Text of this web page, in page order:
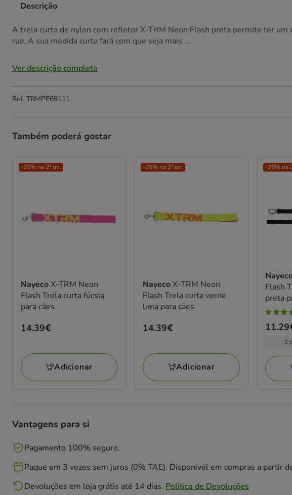
Descrição
A trela curta de nylon com refletor X-TRM Neon Flash preta permite ter um
rua. A sua medida curta fará com que seja mais ...
Ver descrição completa
Ref. TRMPE69111
Também poderá gostar
-25% na 2ª un.
NayecoX-TRM Neon
Flash Trela curta fúcsia
para cães
Preço
14.39€
Adicionar
-25% na 2ª un.
NayecoX-TRM Neon
Flash Trela curta verde
lima para cães
Preço
14.39€
Adicionar
-25% na
Flash
preta
5
Preço
a
14.39€
2
Vantagens para si
Pagamento 100% seguro.
Pague em 3 vezes sem juros (0% TAE). Disponivél em compras a partir
Devoluções em loja grátis até 14 dias. Politica de Devoluções